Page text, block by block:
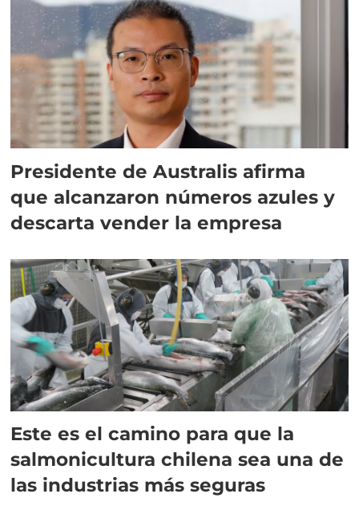
Presidente de Australis afirma
que alcanzaron números azules y
descarta vender la empresa
Este es el camino para que la
salmonicultura chilena sea una de
las industrias más seguras